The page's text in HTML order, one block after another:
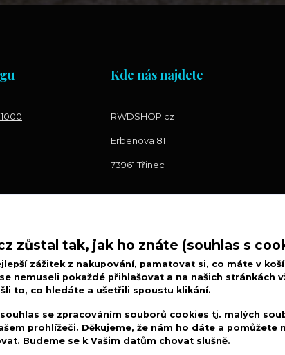
Kde nás najdete
RWDSHOP.cz
Erbenova 811
73961 Třinec
zůstal tak, jak ho znáte (souhlas s
zážitek z nakupování, pamatovat si, co máte v
nemuseli pokaždé přihlašovat a na našich stránkách
to, co hledáte a ušetřili spoustu klikání.
se zpracováním souborů cookies tj. malých
prohlížeči. Děkujeme, že nám ho dáte a pomůžete
Budeme se k Vašim datům chovat slušně.